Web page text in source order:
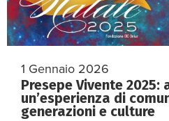
1 Gennaio 2026
Presepe Vivente 2025:
un’esperienza di
generazioni e culture